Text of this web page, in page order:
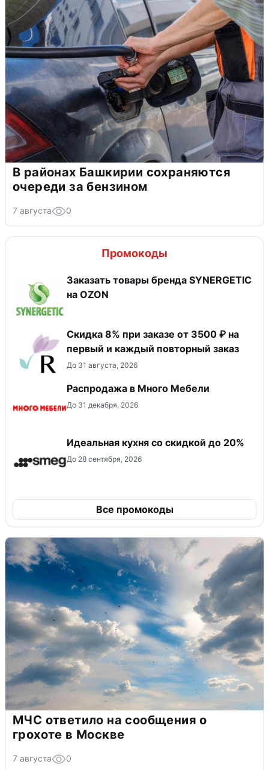
В районах Башкирии сохраняются
очереди за бензином
7 августа 0
Промокоды
Заказать товары бренда SYNERGETIC
на OZON
Скидка 8% при заказе от 3500 ₽ на
первый и каждый повторный заказ
До 31 августа, 2026
Распродажа в Много Мебели
До 31 декабря, 2026
Идеальная кухня со скидкой до 20%
До 28 сентября, 2026
Все промокоды
МЧС ответило на сообщения о
грохоте в Москве
7 августа 0